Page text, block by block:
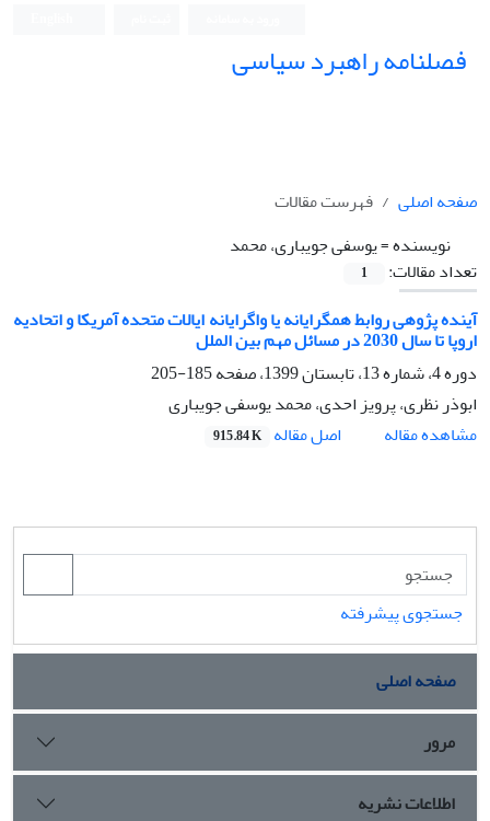
فصلنامه راهبرد سیاسی
صفحه اصلی
فهرست مقالات
نویسنده =یوسفی جویباری، محمد
تعداد مقالات:
1
آینده پژوهی روابط همگرایانه یا واگرایانه ایالات متحده آمریکا و اتحادیه
اروپا تا سال 2030 در مسائل مهم بین الملل
دوره 4، شماره 13، تابستان 1399، صفحه
185-205
ابوذر نظری، پرویز احدی، محمد یوسفی جویباری
مشاهده مقاله
اصل مقاله 915.84 K
جستجوی پیشرفته
صفحه اصلی
مرور
اطلاعات نشریه